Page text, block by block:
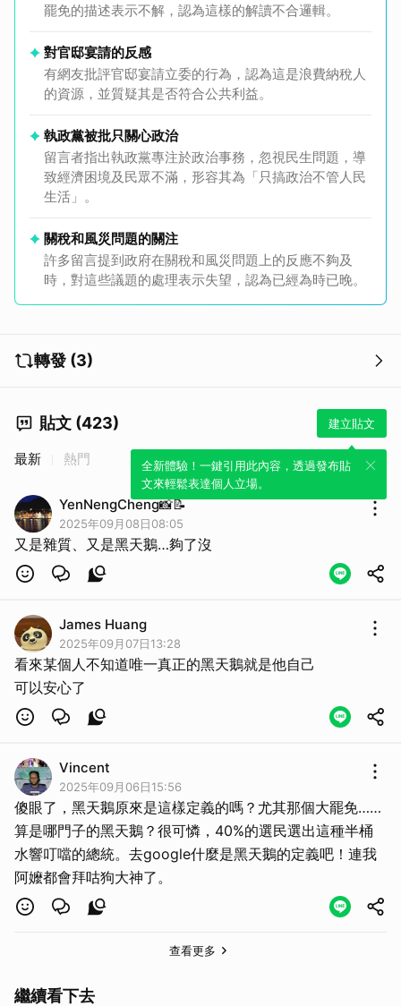
罷免的描述表示不解，認為這樣的解讀不合邏輯。
對官邸宴請的反感
有網友批評官邸宴請立委的行為，認為這是浪費納稅人
的資源，並質疑其是否符合公共利益。
執政黨被批只關心政治
留言者指出執政黨專注於政治事務，忽視民生問題，導
致經濟困境及民眾不滿，形容其為「只搞政治不管人民
生活」。
關稅和風災問題的關注
許多留言提到政府在關稅和風災問題上的反應不夠及
時，對這些議題的處理表示失望，認為已經為時已晚。
轉發 (3)
貼文 (423) 建立貼文
全新體驗！一鍵引用此內容，透過發布貼
文來輕鬆表達個人立場。
最新 熱門
YenNengCheng📸📝
2025年09月08日08:05
又是雜質、又是黑天鵝…夠了沒
James Huang
2025年09月07日13:28
看來某個人不知道唯一真正的黑天鵝就是他自己
可以安心了
Vincent
2025年09月06日15:56
傻眼了，黑天鵝原來是這樣定義的嗎？尤其那個大罷免……
算是哪門子的黑天鵝？很可憐，40%的選民選出這種半桶
水響叮噹的總統。去google什麼是黑天鵝的定義吧！連我
阿嬤都會拜咕狗大神了。
查看更多
繼續看下去